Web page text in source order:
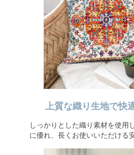
上質な織り生地で快
しっかりとした織り素材を使用
に優れ、長くお使いいただける